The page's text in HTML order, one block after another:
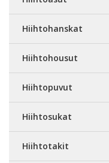
Hiihtohanskat
Hiihtohousut
Hiihtopuvut
Hiihtosukat
Hiihtotakit